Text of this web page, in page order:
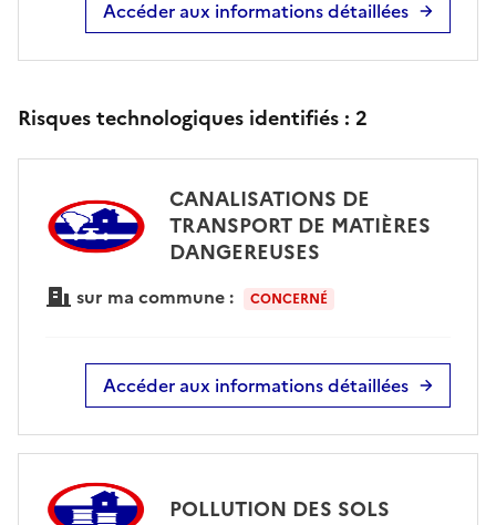
Accéder aux informations détaillées
Risques technologiques identifiés : 2
CANALISATIONS DE
TRANSPORT DE MATIÈRES
DANGEREUSES
sur ma commune : CONCERNÉ
Accéder aux informations détaillées
POLLUTION DES SOLS